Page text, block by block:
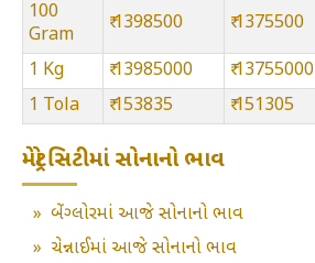
100
Gram
₹ 1398500 ₹ 1375500
1 Kg ₹ 13985000 ₹ 13755000
1 Tola
₹ 153835 ₹ 151305
મેટ્રો સિટીમાં સોનાનો ભાવ
» બેંગ્લોરમાં આજે સોનાનો ભાવ
» ચેન્નાઈમાં આજે સોનાનો ભાવ